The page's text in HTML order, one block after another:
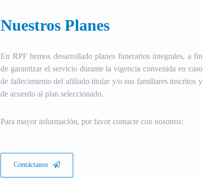
Nuestros Planes
En RPF hemos desarrollado planes funerarios integrales, a fin
de garantizar el servicio durante la vigencia convenida en caso
de fallecimiento del afiliado titular y/o sus familiares inscritos y
de acuerdo al plan seleccionado.
Para mayor información, por favor contacte con nosotros:
Contáctanos